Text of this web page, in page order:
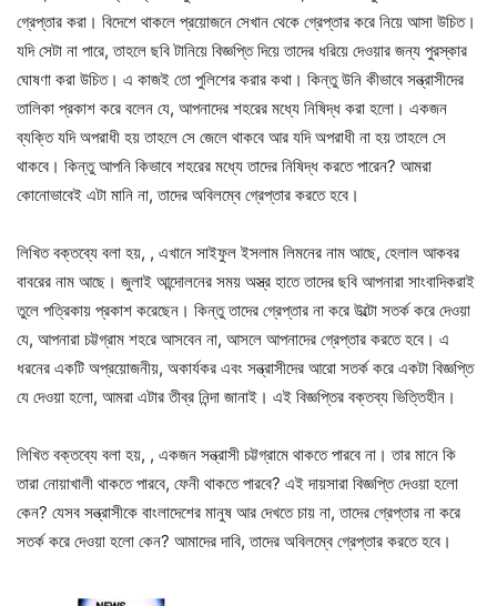
গ্রেপ্তার করা। বিদেশে থাকলে প্রয়োজনে সেখান থেকে গ্রেপ্তার করে নিয়ে আসা উচিত।
যদি সেটা না পারে, তাহলে ছবি টানিয়ে বিজ্ঞপ্তি দিয়ে তাদের ধরিয়ে দেওয়ার জন্য পুরস্কার
ঘোষণা করা উচিত। এ কাজই তো পুলিশের করার কথা। কিন্তু উনি কীভাবে সন্ত্রাসীদের
তালিকা প্রকাশ করে বলেন যে, আপনাদের শহরের মধ্যে নিষিদ্ধ করা হলো। একজন
ব্যক্তি যদি অপরাধী হয় তাহলে সে জেলে থাকবে আর যদি অপরাধী না হয় তাহলে সে
থাকবে। কিন্তু আপনি কিভাবে শহরের মধ্যে তাদের নিষিদ্ধ করতে পারেন? আমরা
কোনোভাবেই এটা মানি না, তাদের অবিলম্বে গ্রেপ্তার করতে হবে।
লিখিত বক্তব্যে বলা হয়, , এখানে সাইফুল ইসলাম লিমনের নাম আছে, হেলাল আকবর
বাবরের নাম আছে। জুলাই আন্দোলনের সময় অস্ত্র হাতে তাদের ছবি আপনারা সাংবাদিকরাই
তুলে পত্রিকায় প্রকাশ করেছেন। কিন্তু তাদের গ্রেপ্তার না করে উল্টো সতর্ক করে দেওয়া
যে, আপনারা চট্টগ্রাম শহরে আসবেন না, আসলে আপনাদের গ্রেপ্তার করতে হবে। এ
ধরনের একটি অপ্রয়োজনীয়, অকার্যকর এবং সন্ত্রাসীদের আরো সতর্ক করে একটা বিজ্ঞপ্তি
যে দেওয়া হলো, আমরা এটার তীব্র নিন্দা জানাই। এই বিজ্ঞপ্তির বক্তব্য ভিত্তিহীন।
লিখিত বক্তব্যে বলা হয়, , একজন সন্ত্রাসী চট্টগ্রামে থাকতে পারবে না। তার মানে কি
তারা নোয়াখালী থাকতে পারবে, ফেনী থাকতে পারবে? এই দায়সারা বিজ্ঞপ্তি দেওয়া হলো
কেন? যেসব সন্ত্রাসীকে বাংলাদেশের মানুষ আর দেখতে চায় না, তাদের গ্রেপ্তার না করে
সতর্ক করে দেওয়া হলো কেন? আমাদের দাবি, তাদের অবিলম্বে গ্রেপ্তার করতে হবে।